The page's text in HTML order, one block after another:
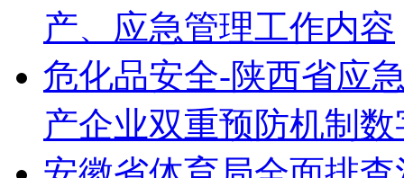
产、应急管理工作内容
危化品安全-陕西省应
产企业双重预防机制